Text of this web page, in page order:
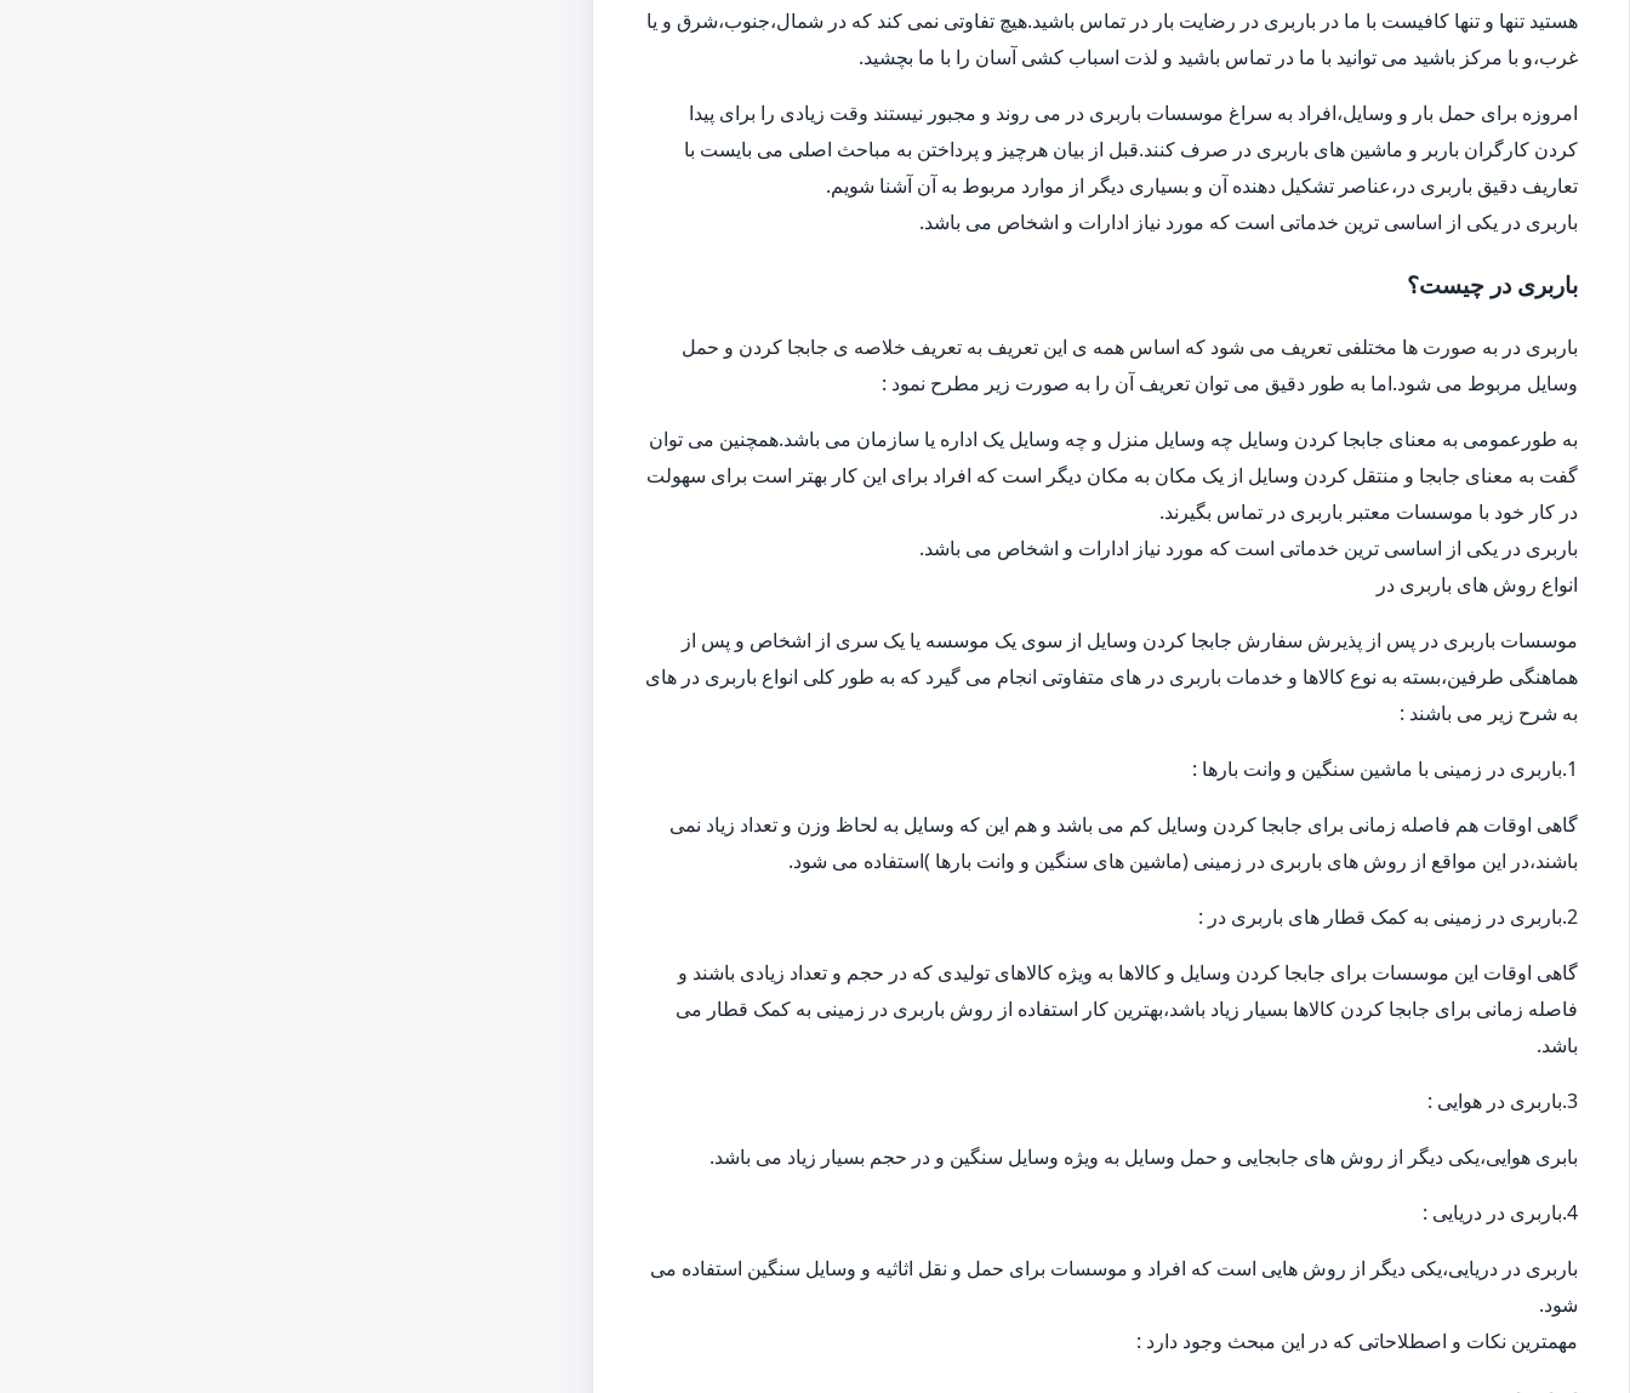
هستید تنها و تنها کافیست با ما در باربری در رضایت بار در تماس باشید.هیچ تفاوتی نمی کند که در شمال،جنوب،شرق و یا
غرب،و با مرکز باشید می توانید با ما در تماس باشید و لذت اسباب کشی آسان را با ما بچشید.
امروزه برای حمل بار و وسایل،افراد به سراغ موسسات باربری در می روند و مجبور نیستند وقت زیادی را برای پیدا
کردن کارگران باربر و ماشین های باربری در صرف کنند.قبل از بیان هرچیز و پرداختن به مباحث اصلی می بایست با
تعاریف دقیق باربری در،عناصر تشکیل دهنده آن و بسیاری دیگر از موارد مربوط به آن آشنا شویم.
باربری در یکی از اساسی ترین خدماتی است که مورد نیاز ادارات و اشخاص می باشد.
باربری در چیست؟
باربری در به صورت ها مختلفی تعریف می شود که اساس همه ی این تعریف به تعریف خلاصه ی جابجا کردن و حمل
وسایل مربوط می شود.اما به طور دقیق می توان تعریف آن را به صورت زیر مطرح نمود :
به طورعمومی به معنای جابجا کردن وسایل چه وسایل منزل و چه وسایل یک اداره یا سازمان می باشد.همچنین می توان
گفت به معنای جابجا و منتقل کردن وسایل از یک مکان به مکان دیگر است که افراد برای این کار بهتر است برای سهولت
در کار خود با موسسات معتبر باربری در تماس بگیرند.
باربری در یکی از اساسی ترین خدماتی است که مورد نیاز ادارات و اشخاص می باشد.
انواع روش های باربری در
موسسات باربری در پس از پذیرش سفارش جابجا کردن وسایل از سوی یک موسسه یا یک سری از اشخاص و پس از
هماهنگی طرفین،بسته به نوع کالاها و خدمات باربری در های متفاوتی انجام می گیرد که به طور کلی انواع باربری در های
به شرح زیر می باشند :
1.باربری در زمینی با ماشین سنگین و وانت بارها :
گاهی اوقات هم فاصله زمانی برای جابجا کردن وسایل کم می باشد و هم این که وسایل به لحاظ وزن و تعداد زیاد نمی
باشند،در این مواقع از روش های باربری در زمینی (ماشین های سنگین و وانت بارها )استفاده می شود.
2.باربری در زمینی به کمک قطار های باربری در :
گاهی اوقات این موسسات برای جابجا کردن وسایل و کالاها به ویژه کالاهای تولیدی که در حجم و تعداد زیادی باشند و
فاصله زمانی برای جابجا کردن کالاها بسیار زیاد باشد،بهترین کار استفاده از روش باربری در زمینی به کمک قطار می
باشد.
3.باربری در هوایی :
بابری هوایی،یکی دیگر از روش های جابجایی و حمل وسایل به ویژه وسایل سنگین و در حجم بسیار زیاد می باشد.
4.باربری در دریایی :
باربری در دریایی،یکی دیگر از روش هایی است که افراد و موسسات برای حمل و نقل اثاثیه و وسایل سنگین استفاده می
شود.
مهمترین نکات و اصطلاحاتی که در این مبحث وجود دارد :